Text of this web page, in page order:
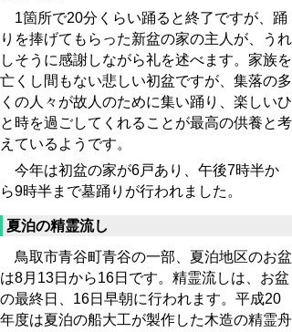
1箇所で20分くらい踊ると終了ですが、踊
りを捧げてもらった新盆の家の主人が、うれ
しそうに感謝しながら礼を述べます。家族を
亡くし間もない悲しい初盆ですが、集落の多
くの人々が故人のために集い踊り、楽しいひ
と時を過ごしてくれることが最高の供養と考
えているようです。
今年は初盆の家が6戸あり、午後7時半か
ら9時半まで墓踊りが行われました。
夏泊の精霊流し
鳥取市青谷町青谷の一部、夏泊地区のお盆
は8月13日から16日です。精霊流しは、お盆
の最終日、16日早朝に行われます。平成20
年度は夏泊の船大工が製作した木造の精霊舟